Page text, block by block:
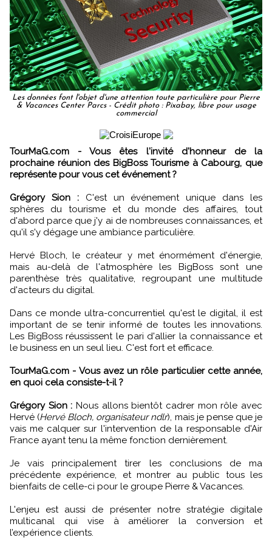
Les données font l'objet d'une attention toute particulière pour Pierre
& Vacances Center Parcs - Crédit photo : Pixabay, libre pour usage
commercial
TourMaG.com - Vous êtes l'invité d'honneur de la
prochaine réunion des BigBoss Tourisme à Cabourg, que
représente pour vous cet événement ?
Grégory Sion :C'est un événement unique dans les
sphères du tourisme et du monde des affaires, tout
d'abord parce que j'y ai de nombreuses connaissances, et
qu'il s'y dégage une ambiance particulière.
Hervé Bloch, le créateur y met énormément d'énergie,
mais au-delà de l'atmosphère les BigBoss sont une
parenthèse très qualitative, regroupant une multitude
d'acteurs du digital.
Dans ce monde ultra-concurrentiel qu'est le digital, il est
important de se tenir informé de toutes les innovations.
Les BigBoss réussissent le pari d'allier la connaissance et
le business en un seul lieu. C'est fort et efficace.
TourMaG.com - Vous avez un rôle particulier cette année,
en quoi cela consiste-t-il ?
Grégory Sion : Nous allons bientôt cadrer mon rôle avec
Hervé (Hervé Bloch, organisateur ndlr), mais je pense que je
vais me calquer sur l'intervention de la responsable d'Air
France ayant tenu la même fonction dernièrement.
Je vais principalement tirer les conclusions de ma
précédente expérience, et montrer au public tous les
bienfaits de celle-ci pour le groupe Pierre & Vacances.
L'enjeu est aussi de présenter notre stratégie digitale
multicanal qui vise à améliorer la conversion et
l’expérience clients.